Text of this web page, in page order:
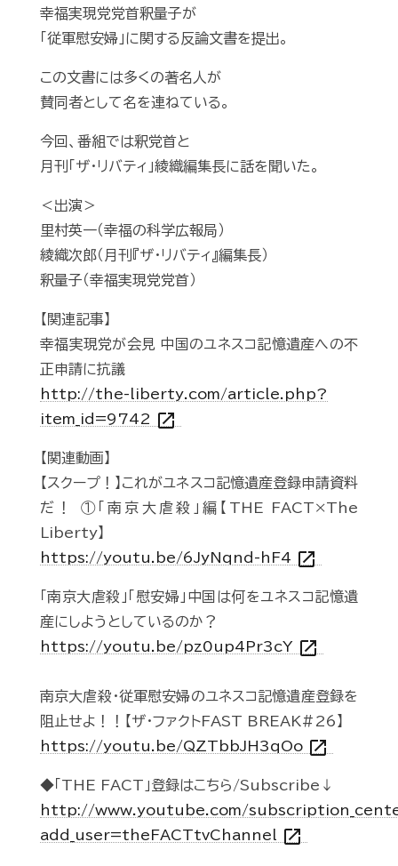
幸福実現党党首釈量子が
「従軍慰安婦」に関する反論文書を提出。
この文書には多くの著名人が
賛同者として名を連ねている。
今回、番組では釈党首と
月刊「ザ･リバティ」綾織編集長に話を聞いた。
＜出演＞
里村英一（幸福の科学広報局）
綾織次郎（月刊『ザ・リバティ』編集長）
釈量子（幸福実現党党首）
【関連記事】
幸福実現党が会見 中国のユネスコ記憶遺産への不
正申請に抗議
http://the-liberty.com/article.php?
item_id=9742 open_in_new
【関連動画】
【スクープ！】これがユネスコ記憶遺産登録申請資料
だ！ ①「南京大虐殺」編【THE FACT×The
Liberty】
https://youtu.be/6JyNqnd-hF4 open_in_new
「南京大虐殺」「慰安婦」中国は何をユネスコ記憶遺
産にしようとしているのか？
https://youtu.be/pz0up4Pr3cY open_in_new
南京大虐殺・従軍慰安婦のユネスコ記憶遺産登録を
阻止せよ！！【ザ・ファクトFAST BREAK#26】
https://youtu.be/QZTbbJH3qOo open_in_new
◆「THE FACT」登録はこちら/Subscribe↓
http://www.youtube.com/
add_user=theFACTtvChannel open_in_new